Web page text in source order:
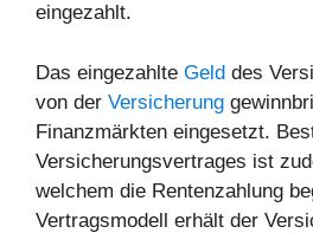
eingezahlt.
Das eingezahlte Geld des
von der Versicherung
Finanzmärkten eingesetzt.
Versicherungsvertrages ist
welchem die Rentenzahlung
Vertragsmodell erhält der